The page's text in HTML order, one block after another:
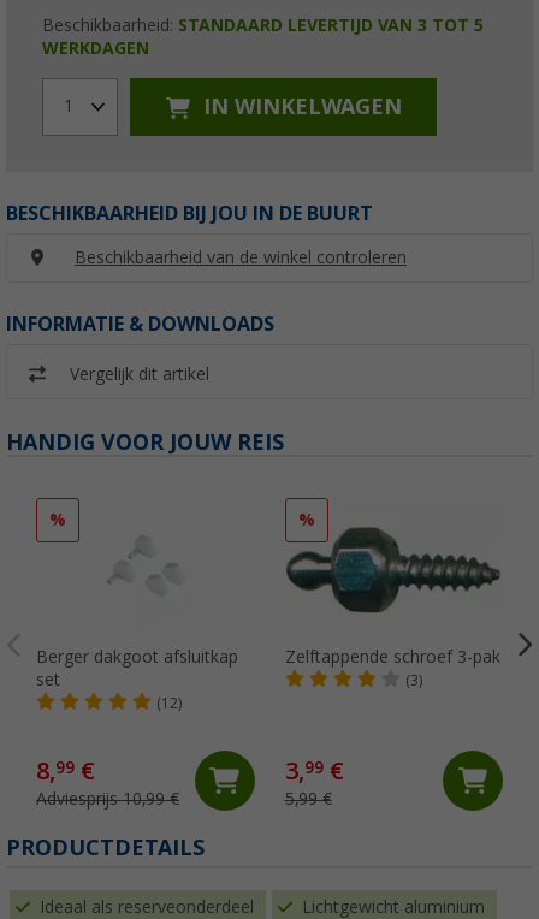
Beschikbaarheid: STANDAARD LEVERTIJD VAN 3 TOT 5
WERKDAGEN
1 IN WINKELWAGEN
BESCHIKBAARHEID BIJ JOU IN DE BUURT
Beschikbaarheid van de winkel controleren
INFORMATIE & DOWNLOADS
Vergelijk dit artikel
HANDIG VOOR JOUW REIS
%
Berger dakgoot afsluitkap
set
(12)
8,99 €
Adviesprijs 10,99 €
%
Zelftappende schroef 3-pak
(3)
3,99€
5,99 €
PRODUCTDETAILS
Ideaal als reserveonderdeel Lichtgewicht aluminium